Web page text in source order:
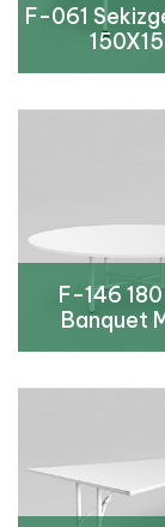
F-061
F-146
Banquet